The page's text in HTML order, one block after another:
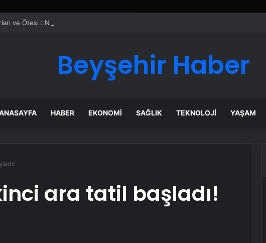
ve Ötesi : Nasılnedir.com
Beyşehir Haber
HABER EKONOMI SAĞLIK TEKNOLOJI YAŞAM
ara tatil başladı!